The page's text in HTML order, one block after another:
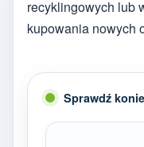
recyklingowych lub
kupowania nowych
Sprawdź